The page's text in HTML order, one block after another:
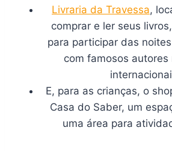
Livraria da Travessa,
comprar e ler seus
para participar das
com famosos autores
E, para as crianças, o
Casa do Saber, um
uma área para